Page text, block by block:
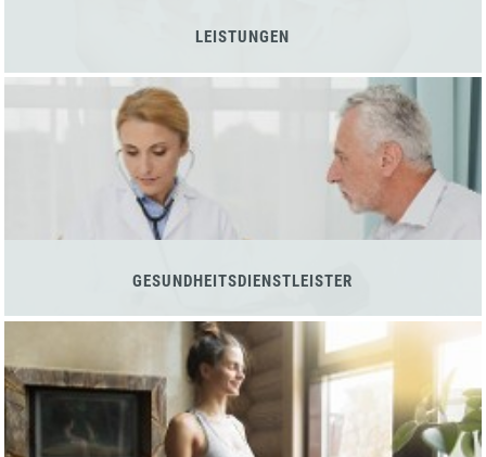
LEISTUNGEN
GESUNDHEITSDIENSTLEISTER